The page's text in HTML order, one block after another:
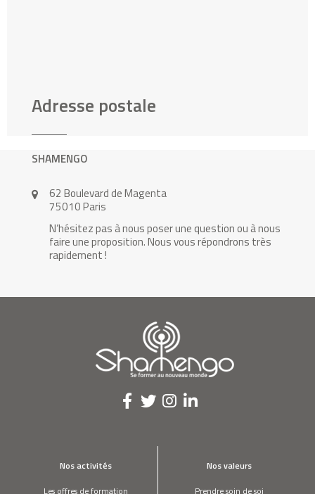
Adresse postale
SHAMENGO
62 Boulevard de Magenta
75010 Paris
N’hésitez pas à nous poser une question ou à nous
faire une proposition. Nous vous répondrons très
rapidement !
Nos activités
Les offres de formation
Nos valeurs
Prendre soin de soi